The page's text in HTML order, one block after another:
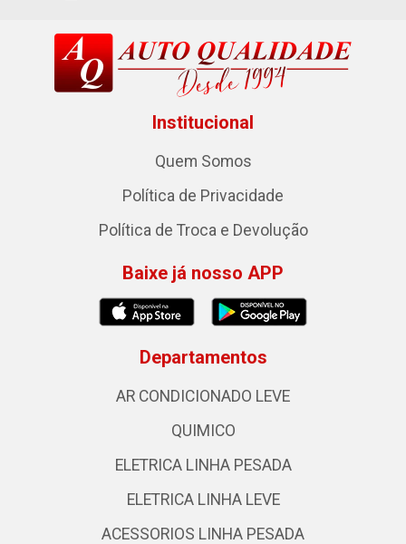
Institucional
Quem Somos
Política de Privacidade
Política de Troca e Devolução
Baixe já nosso APP
Departamentos
AR CONDICIONADO LEVE
QUIMICO
ELETRICA LINHA PESADA
ELETRICA LINHA LEVE
ACESSORIOS LINHA PESADA